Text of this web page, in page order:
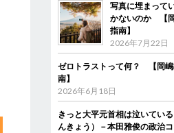
写真に埋まって
かないのか 【
指南】
2026年7月22日
ゼロトラストって何？ 【岡
南】
2026年6月18日
きっと大平元首相は泣いてい
んきょう）－本田雅俊の政治コ